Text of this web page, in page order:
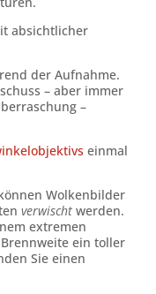
absichtlicher
der Aufnahme.
– aber immer
–
einmal
Wolkenbilder
verwischt werden.
extremen
ein toller
Sie einen